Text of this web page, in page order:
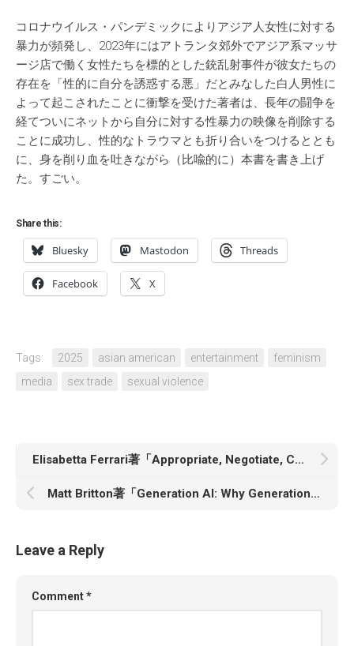
コロナウイルス・パンデミックによりアジア人女性に対する
暴力が頻発し、2023年にはアトランタ郊外でアジア系マッサ
ージ店で働く女性たちを標的とした銃乱射事件が彼女たちの
存在を「性的に自分を誘惑する悪」だとみなした白人男性に
よって起こされたことに衝撃を受けた著者は、長年の闘争を
経てついにネットから自分に対する性暴力の映像を削除する
ことに成功し、性的なトラウマとも折り合いをつけるととも
に、身を削り血を吐きながら（比喩的に）本書を書き上げ
た。すごい。
Share this:
Bluesky Mastodon Threads
Facebook X
Tags: 2025 asian american entertainment
feminism
media
sex trade sexual violence
Elisabetta Ferrari著「Appropriate, Negotiate, Challenge: Activist Imaginaries and the Politics of Digital Technologies」
Matt Britton著「Generation AI: Why Generation Alpha and the Age Of AI Will Change Everything」
Leave a Reply
Comment*